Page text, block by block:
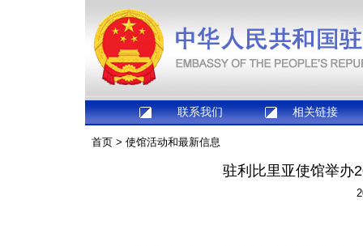
联系我们 相关链接
首页 > 使馆活动和最新信息
驻利比里亚使馆举办